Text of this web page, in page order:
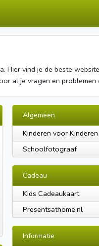
Hier vind je de beste
al je vragen en problemen
Algemeen
Kinderen voor Kinderen
Schoolfotograaf
Cadeau
Kids Cadeaukaart
Presentsathome.nl
Informatie